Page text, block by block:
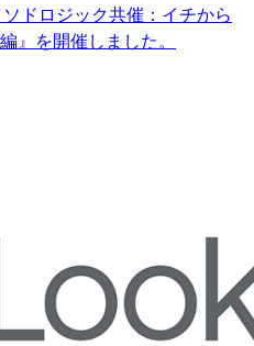
ドロジック共催：イチから
』を開催しました。